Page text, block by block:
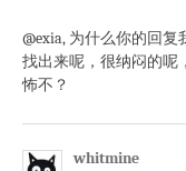
@exia, 为什么你的回
找出来呢，很纳闷的呢
怖不？
whitmine